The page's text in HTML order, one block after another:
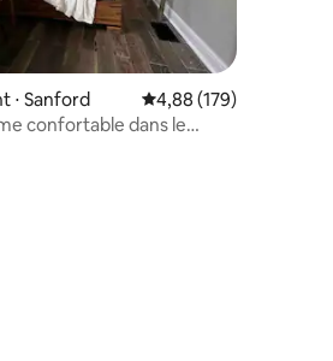
la base de 6 commentaires : 5 sur 5
⋅ Sanford Évaluation moyenne
4,88 (179)
confortable dans le